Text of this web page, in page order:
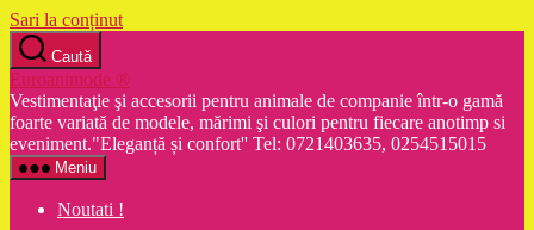
Sari la conținut
Caută
Euroanimode ®
Vestimentaţie şi accesorii pentru animale de companie într-o gamă
foarte variată de modele, mărimi şi culori pentru fiecare anotimp si
eveniment."Eleganță și confort'' Tel: 0721403635, 0254515015
Meniu
Noutati !